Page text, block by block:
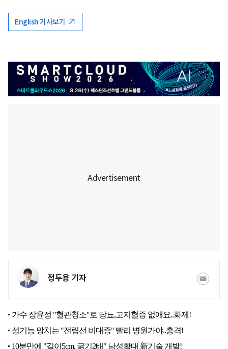
English 기사보기
정두용 기자